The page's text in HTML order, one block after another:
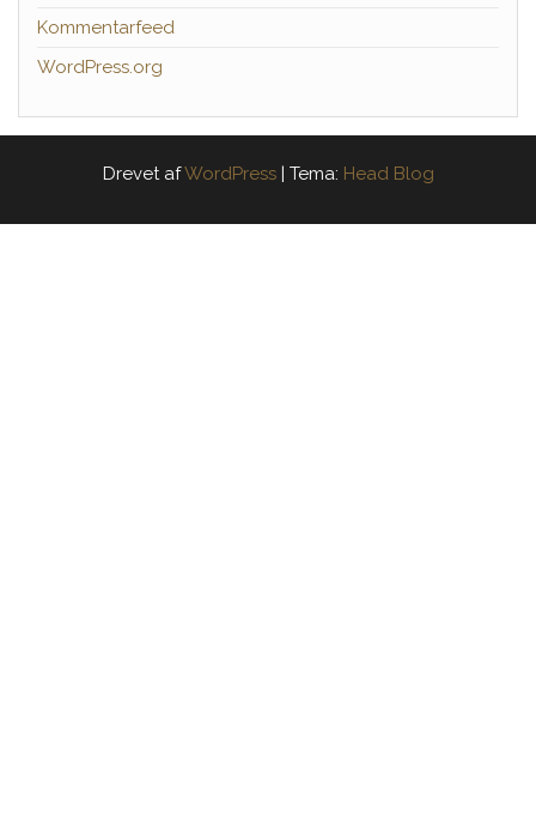
Kommentarfeed
WordPress.org
Drevet afWordPress | Tema: Head Blog